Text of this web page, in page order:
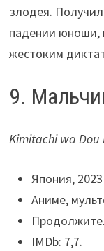
злодея.
падении юноши,
жестоким
9.
Kimitachi wa Dou
Япония,
Аниме,
IMDb: 7,7.